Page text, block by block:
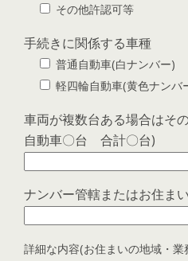
その他許認可等
手続きに関係する車種
普通自動車(白ナンバー)
軽四輪自動車(黄色ナンバ
車両が複数台ある場合はそ
自動車〇台 合計〇台)
ナンバー管轄またはお住ま
詳細な内容(お住まいの地域・業